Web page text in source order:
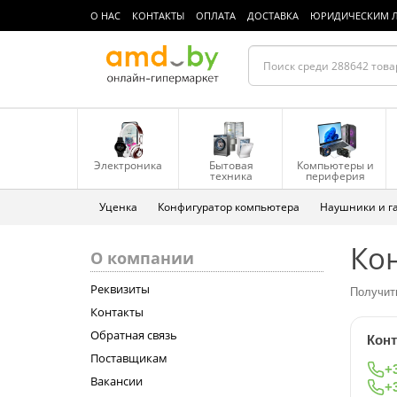
О НАС КОНТАКТЫ ОПЛАТА ДОСТАВКА ЮРИДИЧЕСКИМ
Электроника Бытовая
техника
Компьютеры и
периферия
Уценка Конфигуратор компьютера Наушники и
О компании
Реквизиты
Контакты
Обратная связь
Поставщикам
Вакансии